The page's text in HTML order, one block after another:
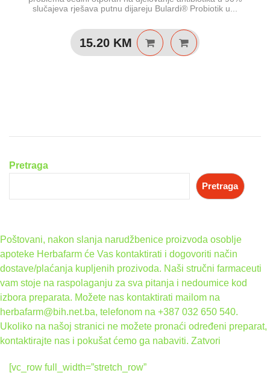
slučajeva rješava putnu dijareju Bulardi® Probiotik u...
15.20 KM
Pretraga
Pretraga
Poštovani, nakon slanja narudžbenice proizvoda osoblje
apoteke Herbafarm će Vas kontaktirati i dogovoriti način
dostave/plaćanja kupljenih prozivoda. Naši stručni farmaceuti
vam stoje na raspolaganju za sva pitanja i nedoumice kod
izbora preparata. Možete nas kontaktirati mailom na
herbafarm@bih.net.ba, telefonom na +387 032 650 540.
Ukoliko na našoj stranici ne možete pronaći određeni preparat,
kontaktirajte nas i pokušat ćemo ga nabaviti. Zatvori
[vc_row full_width=”stretch_row”